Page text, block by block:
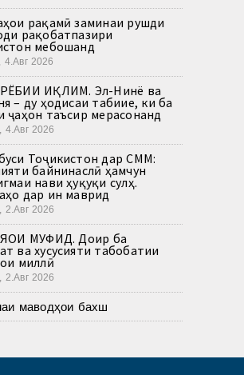
рақамӣ заминаи рушди
рақобатпазири
мебошанд
4.Авг 2026
ИҚЛИМ. Эл-Нинё ва
– ду ҳодисаи табиие, ки ба
ҷаҳон таъсир мерасонанд
4.Авг 2026
Тоҷикистон дар СММ:
байнинаслӣ ҳамчун
нави ҳуқуқи сулҳ.
дар ин маврид
2.Авг 2026
МУФИД. Доир ба
ва хусусияти табобатии
миллӣ
2.Авг 2026
маводҳои бахш